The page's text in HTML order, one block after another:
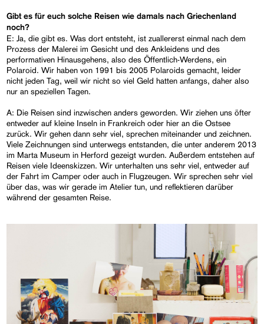
Gibt es für euch solche Reisen wie damals nach Griechenland
noch?
E: Ja, die gibt es. Was dort entsteht, ist zuallererst einmal nach dem
Prozess der Malerei im Gesicht und des Ankleidens und des
performativen Hinausgehens, also des Öffentlich-Werdens, ein
Polaroid. Wir haben von 1991 bis 2005 Polaroids gemacht, leider
nicht jeden Tag, weil wir nicht so viel Geld hatten anfangs, daher also
nur an speziellen Tagen.
A: Die Reisen sind inzwischen anders geworden. Wir ziehen uns öfter
entweder auf kleine Inseln in Frankreich oder hier an die Ostsee
zurück. Wir gehen dann sehr viel, sprechen miteinander und zeichnen.
Viele Zeichnungen sind unterwegs entstanden, die unter anderem 2013
im Marta Museum in Herford gezeigt wurden. Außerdem entstehen auf
Reisen viele Ideenskizzen. Wir unterhalten uns sehr viel, entweder auf
der Fahrt im Camper oder auch in Flugzeugen. Wir sprechen sehr viel
über das, was wir gerade im Atelier tun, und reflektieren darüber
während der gesamten Reise.